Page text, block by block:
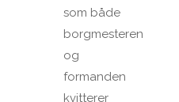
som både
borgmesteren
og
formanden
kvitterer